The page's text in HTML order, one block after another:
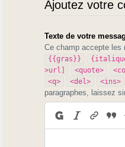
Ajoutez votre
Texte de votre
Ce champ accepte les
{{gras}}
>url]
<quote>
<q> <del> <ins>
paragraphes, laissez